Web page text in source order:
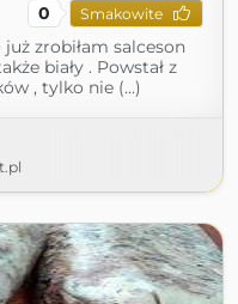
0 Smakowite
zrobiłam salceson
biały . Powstał z
, tylko nie (...)